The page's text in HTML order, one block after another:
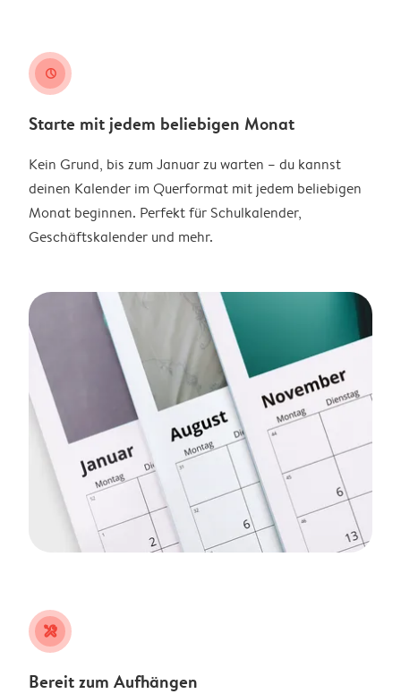
clock
Starte mit jedem beliebigen Monat
Kein Grund, bis zum Januar zu warten – du kannst
deinen Kalender im Querformat mit jedem beliebigen
Monat beginnen. Perfekt für Schulkalender,
Geschäftskalender und mehr.
tools
Bereit zum Aufhängen